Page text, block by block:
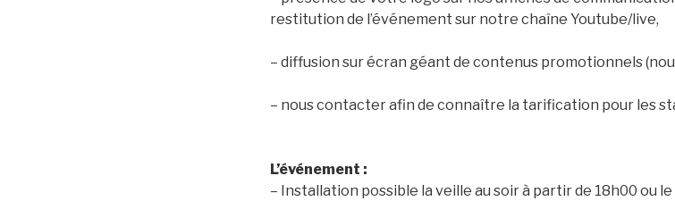
restitution de l’événement sur notre chaîne Youtube/live,
– diffusion sur écran géant de contenus promotionnels
– nous contacter afin de connaître la tarification pour les
L’événement :
– Installation possible la veille au soir à partir de 18h00 ou